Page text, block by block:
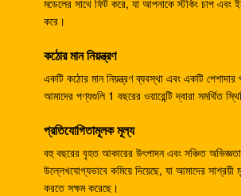
HPV55 এক্সক্যাভারের যন্ত্রাংশ PC120-3
পাইলট পাম্প 708-23-04014 কমাতসুর জন্য
ZX330-3 ZX330-5G ZX450 খনন নিয়ন্ত্রণ
4625137 YA00000734
5500
জেডএক্স 300 এর জন্য এইচপিভি 145 জি প্রেসার
9195243
করে।
কঠোর মান নিয়ন্ত্রণ
একটি কঠোর মান নিয়ন্ত্রণ ব্যবস্থা এবং একটি পেশাদার
আমাদের পণ্যগুলি 1 বছরের ওয়ারেন্টি দ্বারা সমর্থিত
প্রতিযোগিতামূলক মূল্য
বহু বছরের বৃহত আকারের উৎপাদন এবং সঞ্চিত
উল্লেখযোগ্যভাবে কমিয়ে দিয়েছে, যা আমাদের সাশ্রয়ী
করতে সক্ষম করেছে।